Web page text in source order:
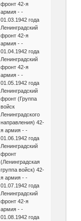
фронт 42-я
армия - -
01.03.1942 года
Ленинградский
фронт 42-я
армия - -
01.04.1942 года
Ленинградский
фронт 42-я
армия - -
01.05.1942 года
Ленинградский
фронт (Группа
войск
Ленинградского
направления) 42-
я армия - -
01.06.1942 года
Ленинградский
фронт
(Ленинградская
группа войск) 42-
я армия - -
01.07.1942 года
Ленинградский
фронт 42-я
армия - -
01.08.1942 года